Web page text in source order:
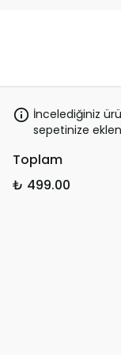
İncelediğiniz
sepetinize
Toplam
₺ 499.00